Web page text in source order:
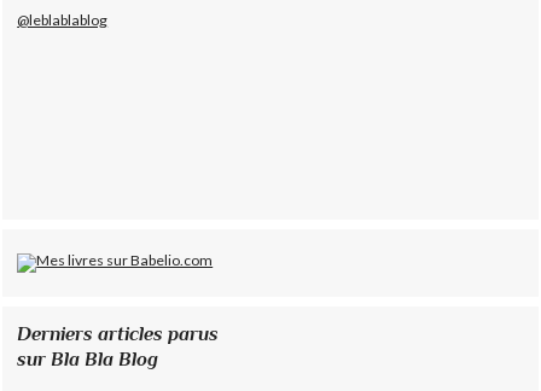
@leblablablog
Derniers articles parus
sur Bla Bla Blog